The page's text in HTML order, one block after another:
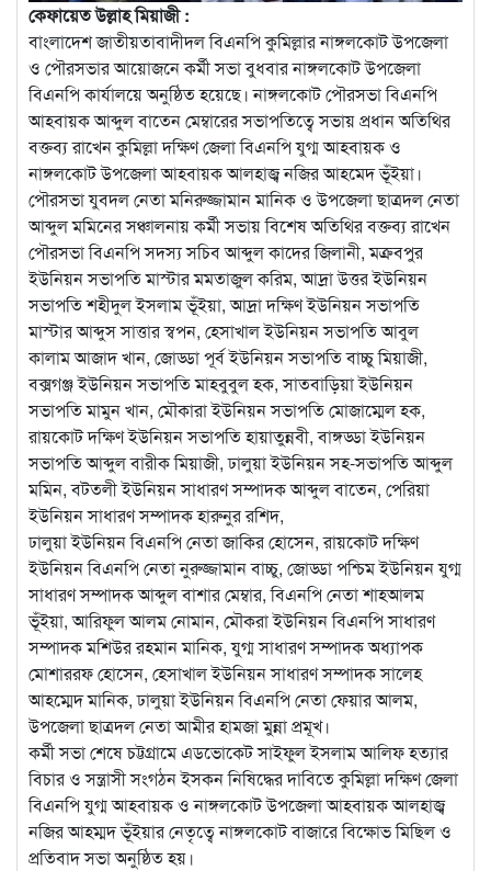
কেফায়েত উল্লাহ মিয়াজী :
বাংলাদেশ জাতীয়তাবাদীদল বিএনপি কুমিল্লার নাঙ্গলকোট উপজেলা
ও পৌরসভার আয়োজনে কর্মী সভা বুধবার নাঙ্গলকোট উপজেলা
বিএনপি কার্যালয়ে অনুষ্ঠিত হয়েছে। নাঙ্গলকোট পৌরসভা বিএনপি
আহবায়ক আব্দুল বাতেন মেম্বারের সভাপতিত্বে সভায় প্রধান অতিথির
বক্তব্য রাখেন কুমিল্লা দক্ষিণ জেলা বিএনপি যুগ্ম আহবায়ক ও
নাঙ্গলকোট উপজেলা আহবায়ক আলহাজ্ব নজির আহমেদ ভূঁইয়া।
পৌরসভা যুবদল নেতা মনিরুজ্জামান মানিক ও উপজেলা ছাত্রদল নেতা
আব্দুল মমিনের সঞ্চালনায় কর্মী সভায় বিশেষ অতিথির বক্তব্য রাখেন
পৌরসভা বিএনপি সদস্য সচিব আব্দুল কাদের জিলানী, মক্রবপুর
ইউনিয়ন সভাপতি মাস্টার মমতাজুল করিম, আদ্রা উত্তর ইউনিয়ন
সভাপতি শহীদুল ইসলাম ভূঁইয়া, আদ্রা দক্ষিণ ইউনিয়ন সভাপতি
মাস্টার আব্দুস সাত্তার স্বপন, হেসাখাল ইউনিয়ন সভাপতি আবুল
কালাম আজাদ খান, জোড্ডা পূর্ব ইউনিয়ন সভাপতি বাচ্চু মিয়াজী,
বক্সগঞ্জ ইউনিয়ন সভাপতি মাহবুবুল হক, সাতবাড়িয়া ইউনিয়ন
সভাপতি মামুন খান, মৌকারা ইউনিয়ন সভাপতি মোজাম্মেল হক,
রায়কোট দক্ষিণ ইউনিয়ন সভাপতি হায়াতুন্নবী, বাঙ্গড্ডা ইউনিয়ন
সভাপতি আব্দুল বারীক মিয়াজী, ঢালুয়া ইউনিয়ন সহ-সভাপতি আব্দুল
মমিন, বটতলী ইউনিয়ন সাধারণ সম্পাদক আব্দুল বাতেন, পেরিয়া
ইউনিয়ন সাধারণ সম্পাদক হারুনুর রশিদ,
ঢালুয়া ইউনিয়ন বিএনপি নেতা জাকির হোসেন, রায়কোট দক্ষিণ
ইউনিয়ন বিএনপি নেতা নুরুজ্জামান বাচ্চু, জোড্ডা পশ্চিম ইউনিয়ন যুগ্ম
সাধারণ সম্পাদক আব্দুল বাশার মেম্বার, বিএনপি নেতা শাহআলম
ভূঁইয়া, আরিফুল আলম নোমান, মৌকরা ইউনিয়ন বিএনপি সাধারণ
সম্পাদক মশিউর রহমান মানিক, যুগ্ম সাধারণ সম্পাদক অধ্যাপক
মোশাররফ হোসেন, হেসাখাল ইউনিয়ন সাধারণ সম্পাদক সালেহ
আহম্মেদ মানিক, ঢালুয়া ইউনিয়ন বিএনপি নেতা ফেয়ার আলম,
উপজেলা ছাত্রদল নেতা আমীর হামজা মুন্না প্রমূখ।
কর্মী সভা শেষে চট্টগ্রামে এডভোকেট সাইফুল ইসলাম আলিফ হত্যার
বিচার ও সন্ত্রাসী সংগঠন ইসকন নিষিদ্ধের দাবিতে কুমিল্লা দক্ষিণ জেলা
বিএনপি যুগ্ম আহবায়ক ও নাঙ্গলকোট উপজেলা আহবায়ক আলহাজ্ব
নজির আহম্মদ ভূঁইয়ার নেতৃত্বে নাঙ্গলকোট বাজারে বিক্ষোভ মিছিল ও
প্রতিবাদ সভা অনুষ্ঠিত হয়।